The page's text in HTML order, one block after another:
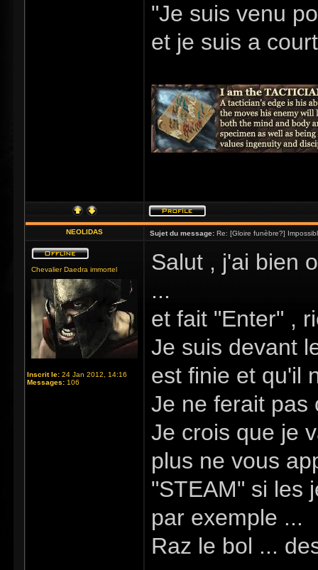
"Je suis venu
et je suis a
NEOLIDAS Sujet du message: Re: [Gloire funèbre?]
Chevalier Daedra immortel
Inscrit le: 24 Jan 2012, 14:16
Messages: 106
Salut , j'ai bien
...
et fait "Enter" ,
Je suis devant
est finie et qu'il
Je ne ferait pas
Je crois que je
plus ne vous
"STEAM" si les
par exemple ...
Raz le bol ...